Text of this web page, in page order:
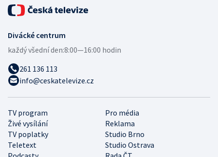
Divácké centrum
každý všední den:8:00—16:00 hodin
261 136 113
info@ceskatelevize.cz
TV program
Pro média
Živé vysílání
Reklama
TV poplatky
Studio Brno
Teletext
Studio Ostrava